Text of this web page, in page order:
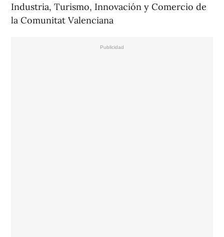
Industria, Turismo, Innovación y Comercio de
la Comunitat Valenciana